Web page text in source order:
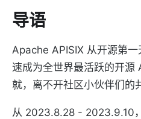
导语
Apache APISIX 从开源第
速成为全世界最活跃的开源
就，离不开社区小伙伴们的
从 2023.8.28 - 2023.9.10